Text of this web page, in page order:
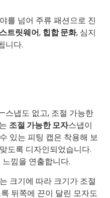
를 넘어 주류 패션으로 진
스트릿웨어, 힙합 문화, 심지
니다.
스냅도 없고, 조절 가능한
조절 가능한 모자스냅이
있는 피팅 캡은 착용해 보
도록 디자인되었습니다.
낌을 연출합니다.
크기에 따라 크기가 조절
뒤쪽에 끈이 달린 모자도